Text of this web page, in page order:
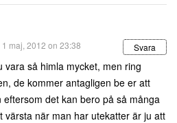
1 maj, 2012 on 23:38 Svara
vara så himla mycket, men ring
de kommer antagligen be er att
eftersom det kan bero på så många
värsta när man har utekatter är ju att